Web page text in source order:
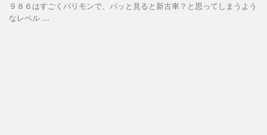
９８６はすごくバリモンで、パッと見ると新古車？と思ってしまうよう
なレベル ...